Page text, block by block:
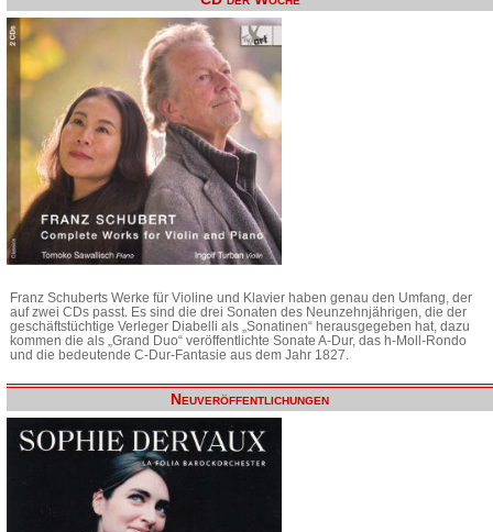
Franz Schuberts Werke für Violine und Klavier haben genau den Umfang, der
auf zwei CDs passt. Es sind die drei Sonaten des Neunzehnjährigen, die der
geschäftstüchtige Verleger Diabelli als „Sonatinen“ herausgegeben hat, dazu
kommen die als „Grand Duo“ veröffentlichte Sonate A-Dur, das h-Moll-Rondo
und die bedeutende C-Dur-Fantasie aus dem Jahr 1827.
Neuveröffentlichungen